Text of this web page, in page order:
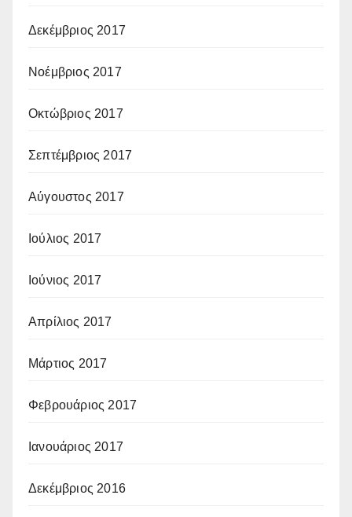
Δεκέμβριος 2017
Νοέμβριος 2017
Οκτώβριος 2017
Σεπτέμβριος 2017
Αύγουστος 2017
Ιούλιος 2017
Ιούνιος 2017
Απρίλιος 2017
Μάρτιος 2017
Φεβρουάριος 2017
Ιανουάριος 2017
Δεκέμβριος 2016